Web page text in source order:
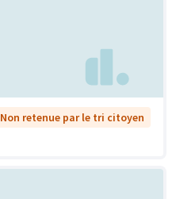
Non retenue par le tri citoyen